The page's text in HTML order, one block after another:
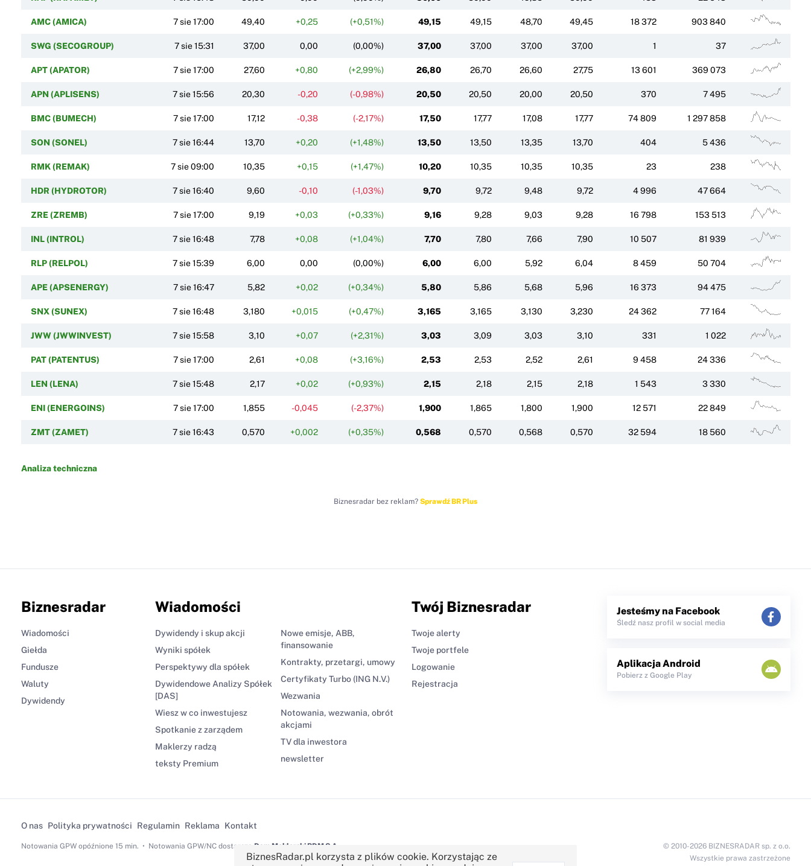
AMC (AMICA) 7 sie 17:00 49,40 +0,25 (+0,51%) 49,15 49,15 48,70 49,45 18 372 903 840
SWG (SECOGROUP) 7 sie 15:31 37,00 0,00 (0,00%) 37,00 37,00 37,00 37,00 1 37
APT (APATOR) 7 sie 17:00 27,60 +0,80 (+2,99%) 26,80 26,70 26,60 27,75 13 601 369 073
APN (APLISENS) 7 sie 15:56 20,30 -0,20 (-0,98%) 20,50 20,50 20,00 20,50 370 7 495
BMC (BUMECH) 7 sie 17:00 17,12 -0,38 (-2,17%) 17,50 17,77 17,08 17,77 74 809 1 297 858
SON (SONEL) 7 sie 16:44 13,70 +0,20 (+1,48%) 13,50 13,50 13,35 13,70 404 5 436
RMK (REMAK) 7 sie 09:00 10,35 +0,15 (+1,47%) 10,20 10,35 10,35 10,35 23 238
HDR (HYDROTOR) 7 sie 16:40 9,60 -0,10 (-1,03%) 9,70 9,72 9,48 9,72 4 996 47 664
ZRE (ZREMB) 7 sie 17:00 9,19 +0,03 (+0,33%) 9,16 9,28 9,03 9,28 16 798 153 513
INL (INTROL) 7 sie 16:48 7,78 +0,08 (+1,04%) 7,70 7,80 7,66 7,90 10 507 81 939
RLP (RELPOL) 7 sie 15:39 6,00 0,00 (0,00%) 6,00 6,00 5,92 6,04 8 459 50 704
APE (APSENERGY) 7 sie 16:47 5,82 +0,02 (+0,34%) 5,80 5,86 5,68 5,96 16 373 94 475
SNX (SUNEX) 7 sie 16:48 3,180 +0,015 (+0,47%) 3,165 3,165 3,130 3,230 24 362 77 164
JWW (JWWINVEST) 7 sie 15:58 3,10 +0,07 (+2,31%) 3,03 3,09 3,03 3,10 331 1 022
PAT (PATENTUS) 7 sie 17:00 2,61 +0,08 (+3,16%) 2,53 2,53 2,52 2,61 9 458 24 336
LEN (LENA) 7 sie 15:48 2,17 +0,02 (+0,93%) 2,15 2,18 2,15 2,18 1 543 3 330
ENI (ENERGOINS) 7 sie 17:00 1,855 -0,045 (-2,37%) 1,900 1,865 1,800 1,900 12 571 22 849
ZMT (ZAMET) 7 sie 16:43 0,570 +0,002 (+0,35%) 0,568 0,570 0,568 0,570 32 594 18 560
Analiza techniczna
Biznesradar bez reklam? Sprawdź BR Plus
Biznesradar
Wiadomości
Giełda
Fundusze
Waluty
Dywidendy
Wiadomości
Dywidendy i skup akcji
Wyniki spółek
Perspektywy dla spółek
Dywidendowe Analizy Spółek
[DAS]
Wiesz w co inwestujesz
Spotkanie z zarządem
Maklerzy radzą
teksty Premium
Nowe emisje, ABB,
finansowanie
Kontrakty, przetargi, umowy
Certyfikaty Turbo (ING N.V.)
Wezwania
Notowania, wezwania, obrót
akcjami
TV dla inwestora
newsletter
Twój Biznesradar
Twoje alerty
Twoje portfele
Logowanie
Rejestracja
Jesteśmy na Facebook
Śledź nasz profil w social media
Aplikacja Android
Pobierz z Google Play
O nas Polityka prywatności Regulamin Reklama Kontakt
Notowania GPWopóźnione 15 min. Notowania GPW/NC dostarcza Dom Maklerski BDM S.A.
© 2010-2026 BIZNESRADAR sp. z o.o.
Wszystkie prawa zastrzeżone
BiznesRadar.pl korzysta z plików cookie. Korzystając ze